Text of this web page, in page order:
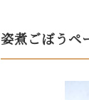
姿煮ごぼうペ